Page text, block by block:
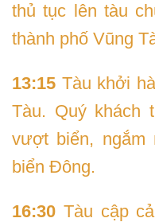
thủ tục lên tàu
thành phố Vũng
13:15 Tàu khởi
Tàu. Quý khách
vượt biển, ngắm
biển Đông.
16:30 Tàu cập